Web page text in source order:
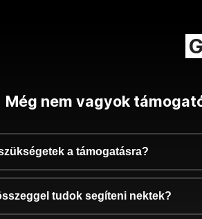
Még nem vagyok
a támogatásra?
tudok segíteni nektek?